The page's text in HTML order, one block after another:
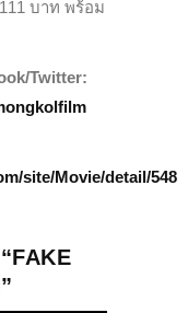
บาท พร้อม
Twitter:
site/Movie/detail/548